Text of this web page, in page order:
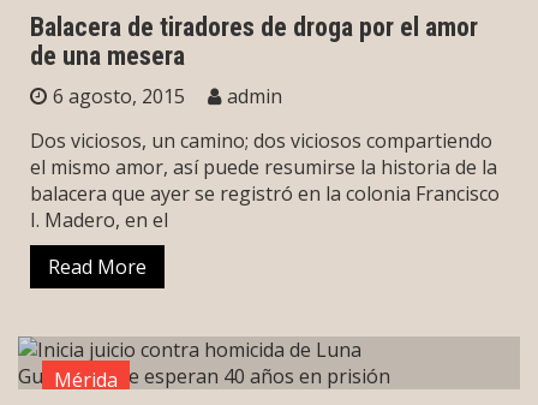
Balacera de tiradores de droga por el amor
de una mesera
6 agosto, 2015
admin
Dos viciosos, un camino; dos viciosos compartiendo
el mismo amor, así puede resumirse la historia de la
balacera que ayer se registró en la colonia Francisco
I. Madero, en el
Read More
Mérida